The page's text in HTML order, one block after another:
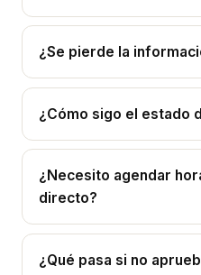
¿Se pierde la
¿Cómo sigo el estado
¿Necesito agendar
directo?
¿Qué pasa si no